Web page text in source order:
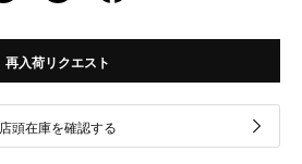
再入荷リクエスト
店頭在庫を確認する